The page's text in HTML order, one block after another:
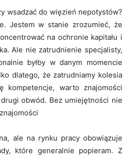
wsadzać do więzień nepotystów?
Jestem w stanie zrozumieć, że
na ochronie kapitału i
Ale nie zatrudnienie specjalisty,
byłby w danym momencie
dlatego, że zatrudniamy kolesia
kompetencje, warto znajomości
obwód. Bez umiejętności nie
ale na rynku pracy obowiązuje
które generalnie popieram. Z